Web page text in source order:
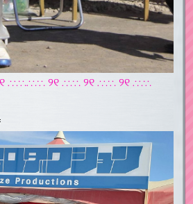
∴∵∴∴∵∴ ୨୧ ∴∵∴ ୨୧ ∴∵∴ ୨୧ ∴∵∴